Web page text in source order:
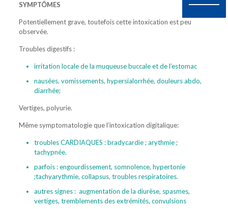
SYMPTÔMES
Potentiellement grave, toutefois cette intoxication est peu
observée.
Troubles digestifs :
irritation locale de la muqueuse buccale et de l’estomac
nausées, vomissements, hypersialorrhée, douleurs abdo,
diarrhée;
Vertiges, polyurie.
Même symptomatologie que l’intoxication digitalique:
troubles CARDIAQUES : bradycardie ; arythmie ;
tachypnée.
parfois : engourdissement, somnolence, hypertonie
;tachyarythmie, collapsus, troubles respiratoires.
autres signes : augmentation de la diurèse, spasmes,
vertiges, tremblements des extrémités, convulsions